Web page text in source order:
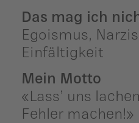
Das mag ich
Egoismus,
Einfältigkeit
Mein Motto
«Lass’ uns
Fehler machen!»